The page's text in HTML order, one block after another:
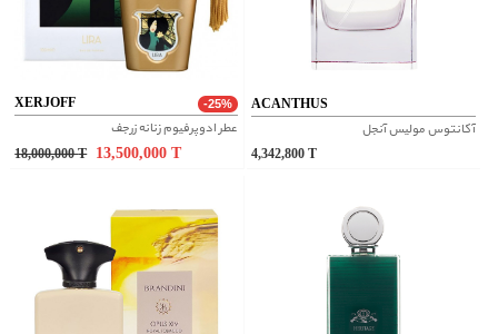
XERJOFF -25%
عطر ادوپرفیوم زنانه زرجف
18,000,000 T 13,500,000
ACANTHUS
آکانتوس مولیس آنجل
4,342,800